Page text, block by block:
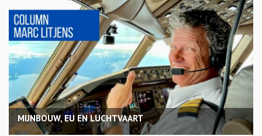
MIJNBOUW, EU EN LUCHTVAART